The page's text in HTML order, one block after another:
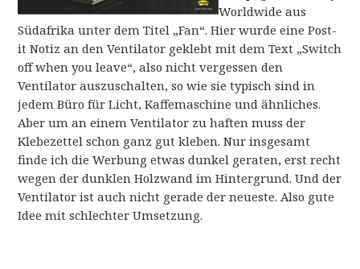
Worldwide aus
Südafrika unter dem Titel „Fan“. Hier wurde eine Post-
it Notiz an den Ventilator geklebt mit dem Text „Switch
off when you leave“, also nicht vergessen den
Ventilator auszuschalten, so wie sie typisch sind in
jedem Büro für Licht, Kaffemaschine und ähnliches.
Aber um an einem Ventilator zu haften muss der
Klebezettel schon ganz gut kleben. Nur insgesamt
finde ich die Werbung etwas dunkel geraten, erst recht
wegen der dunklen Holzwand im Hintergrund. Und der
Ventilator ist auch nicht gerade der neueste. Also gute
Idee mit schlechter Umsetzung.